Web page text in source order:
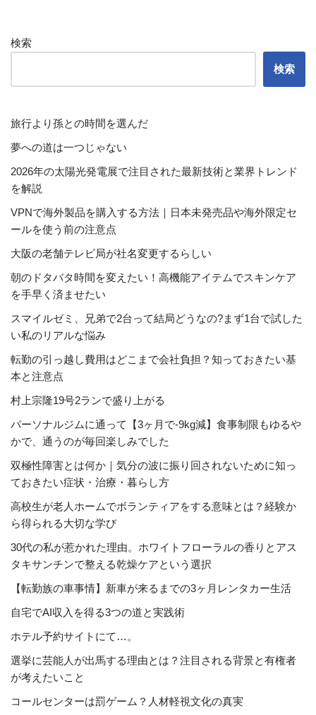
検索
検索
旅行より孫との時間を選んだ
夢への道は一つじゃない
2026年の太陽光発電展で注目された最新技術と業界トレンド
を解説
VPNで海外製品を購入する方法｜日本未発売品や海外限定セ
ールを使う前の注意点
大阪の老舗テレビ局が社名変更するらしい
朝のドタバタ時間を変えたい！高機能アイテムでスキンケア
を手早く済ませたい
スマイルゼミ、兄弟で2台って結局どうなの?まず1台で試した
い私のリアルな悩み
転勤の引っ越し費用はどこまで会社負担？知っておきたい基
本と注意点
村上宗隆19号2ランで盛り上がる
パーソナルジムに通って【3ヶ月で-9kg減】食事制限もゆるや
かで、通うのが毎回楽しみでした
双極性障害とは何か｜気分の波に振り回されないために知っ
ておきたい症状・治療・暮らし方
高校生が老人ホームでボランティアをする意味とは？経験か
ら得られる大切な学び
30代の私が惹かれた理由。ホワイトフローラルの香りとアス
タキサンチンで整える乾燥ケアという選択
【転勤族の車事情】新車が来るまでの3ヶ月レンタカー生活
自宅でAI収入を得る3つの道と実践術
ホテル予約サイトにて…。
選挙に芸能人が出馬する理由とは？注目される背景と有権者
が考えたいこと
コールセンターは罰ゲーム？人材軽視文化の真実